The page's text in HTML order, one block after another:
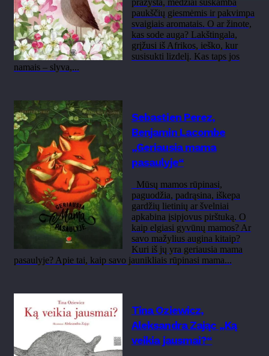
pražysta, medžiai suskamba
paukščių giesmėmis ir pakvimpa
svaigiais aromatais. O ar žinote,
kas sode auga? Lakštingala,
grįžusi iš Afrikos, ieško, kur
susisukti lizdelį. Kas taps jos
namais – slyva,...
Sebastien Perez,
Benjamin Lacombe
„Geriausia mama
pasaulyje“
Mūsų mamos rūpinasi,
paguodžia, padrąsina, iškepa
gardžių lietinių ar švelniai
apkabina įsipjovus pirštuką. O
kaip elgiasi gyvūnų mamos? Ar
savo mažylius augina kitaip?
Kuri iš jų yra geriausia mama
pasaulyje? Apie tai, kaip savo jaunikliais rūpinasi mama...
Tina Oziewicz,
Aleksandra Zając „Ką
veikia jausmai?“